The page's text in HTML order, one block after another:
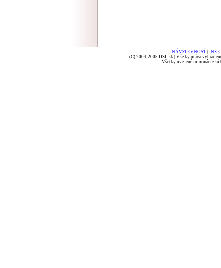
NÁVŠTEVNOSŤ
(C) 2004, 2005 DSL.sk | Všetky práva
Všetky uvedené informácie sú